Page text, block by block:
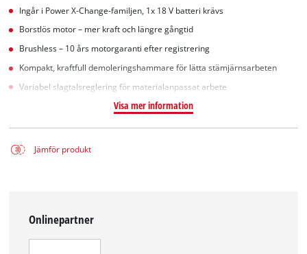
Ingår i Power X-Change-familjen, 1x 18 V batteri krävs
Borstlös motor – mer kraft och längre gångtid
Brushless – 10 års motorgaranti efter registrering
Kompakt, kraftfull demoleringshammare för lätta stämjärnsarbeten
Variabel slagtalsreglering för materialanpassat arbete
Visa mer information
Jämför produkt
Onlinepartner